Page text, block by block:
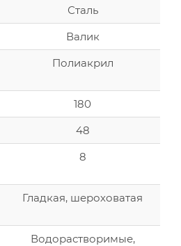
Сталь
Валик
Полиакрил
180
48
8
Гладкая, шероховатая
Водорастворимые,